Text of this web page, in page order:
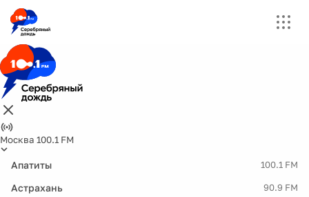
Москва 100.1 FM
Апатиты 100.1 FM
Астрахань 90.9 FM